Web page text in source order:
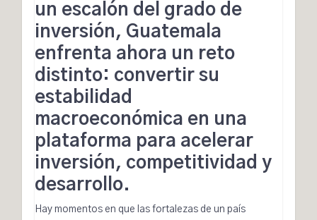
un escalón del grado de
inversión, Guatemala
enfrenta ahora un reto
distinto: convertir su
estabilidad
macroeconómica en una
plataforma para acelerar
inversión, competitividad y
desarrollo.
Hay momentos en que las fortalezas de un país